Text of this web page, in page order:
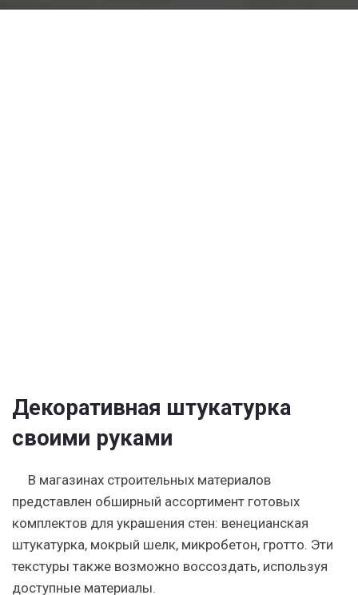
Декоративная штукатурка
своими руками
В магазинах строительных материалов
представлен обширный ассортимент готовых
комплектов для украшения стен: венецианская
штукатурка, мокрый шелк, микробетон, гротто. Эти
текстуры также возможно воссоздать, используя
доступные материалы.